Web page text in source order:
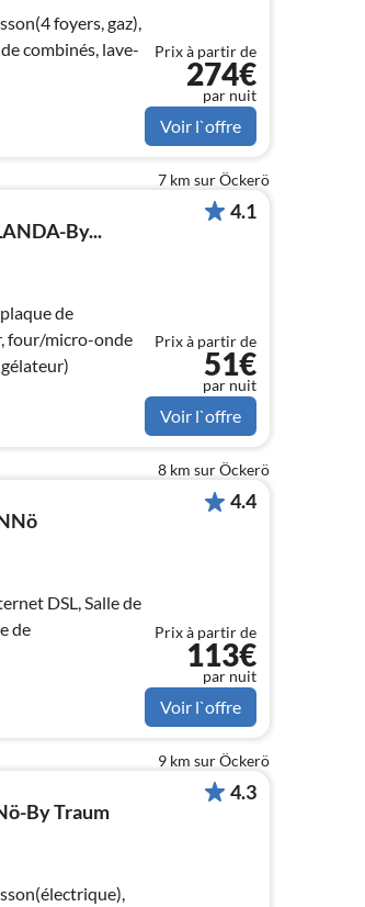
foyers, gaz),
combinés, lave-
Prix à partir de
274€
par nuit
Voir l`offre
7 km sur Öckerö
By...
de
four/micro-onde
4.1
Prix à partir de
51€
par nuit
Voir l`offre
8 km sur Öckerö
de
4.4
Prix à partir de
113€
par nuit
Voir l`offre
9 km sur Öckerö
By Traum
4.3